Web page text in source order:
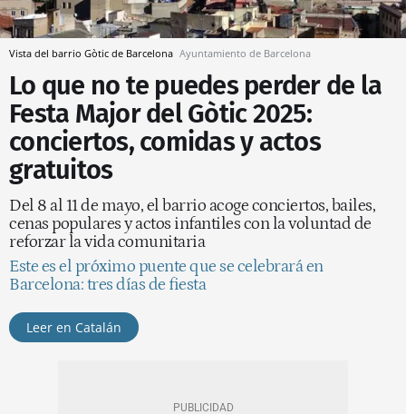
Vista del barrio Gòtic de Barcelona Ayuntamiento de Barcelona
Lo que no te puedes perder de la
Festa Major del Gòtic 2025:
conciertos, comidas y actos
gratuitos
Del 8 al 11 de mayo, el barrio acoge conciertos, bailes,
cenas populares y actos infantiles con la voluntad de
reforzar la vida comunitaria
Este es el próximo puente que se celebrará en
Barcelona: tres días de fiesta
Leer en Catalán